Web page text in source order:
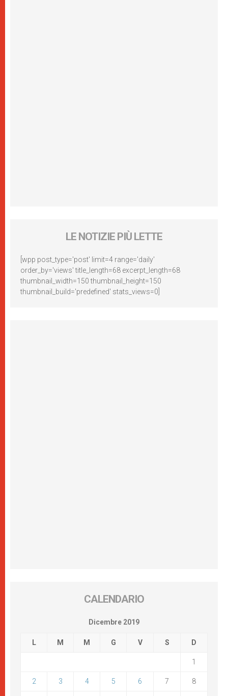
LE NOTIZIE PIÙ LETTE
[wpp post_type='post' limit=4 range='daily'
order_by='views' title_length=68 excerpt_length=68
thumbnail_width=150 thumbnail_height=150
thumbnail_build='predefined' stats_views=0]
CALENDARIO
Dicembre 2019
L M M G V S D
1
2 3 4 5 6 7 8